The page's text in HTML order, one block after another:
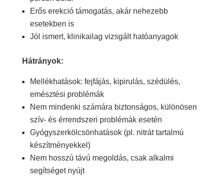
Erős erekció támogatás, akár nehezebb
esetekben is
Jól ismert, klinikailag vizsgált hatóanyagok
Hátrányok:
Mellékhatások: fejfájás, kipirulás, szédülés,
emésztési problémák
Nem mindenki számára biztonságos, különösen
szív- és érrendszeri problémák esetén
Gyógyszerkölcsönhatások (pl. nitrát tartalmú
készítményekkel)
Nem hosszú távú megoldás, csak alkalmi
segítséget nyújt